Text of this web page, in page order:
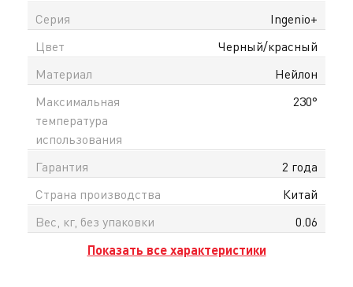
Серия
Ingenio+
Цвет
Черный/красный
Материал
Нейлон
Максимальная
температура
использования
230°
Гарантия
2 года
Страна производства
Китай
Вес, кг, без упаковки
0.06
Показать все характеристики